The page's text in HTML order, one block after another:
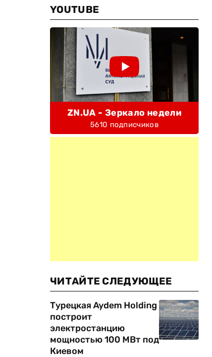
YOUTUBE
ZN.UA - Зеркало недели
5610 подписчиков
ЧИТАЙТЕ СЛЕДУЮЩЕЕ
Турецкая Aydem Holding
построит
электростанцию
мощностью 100 МВт под
Киевом